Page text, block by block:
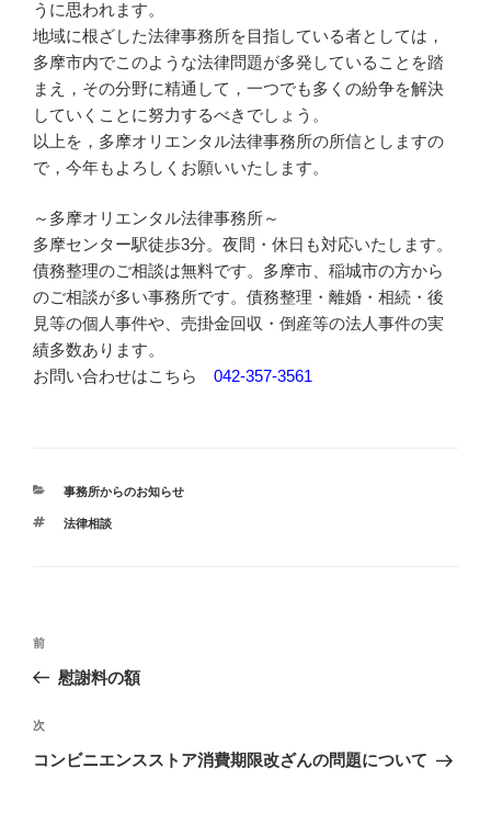
うに思われます。
地域に根ざした法律事務所を目指している者としては，
多摩市内でこのような法律問題が多発していることを踏
まえ，その分野に精通して，一つでも多くの紛争を解決
していくことに努力するべきでしょう。
以上を，多摩オリエンタル法律事務所の所信としますの
で，今年もよろしくお願いいたします。
～多摩オリエンタル法律事務所～
多摩センター駅徒歩3分。夜間・休日も対応いたします。
債務整理のご相談は無料です。多摩市、稲城市の方から
のご相談が多い事務所です。債務整理・離婚・相続・後
見等の個人事件や、売掛金回収・倒産等の法人事件の実
績多数あります。
お問い合わせはこちら 042-357-3561
カ
ゴ
事務所からのお知らせ
タ
法律相談
投
ビ
ゲ
過
去
投
前
慰謝料の額
次
の
次
コンビニエンスストア消費期限改ざんの問題について